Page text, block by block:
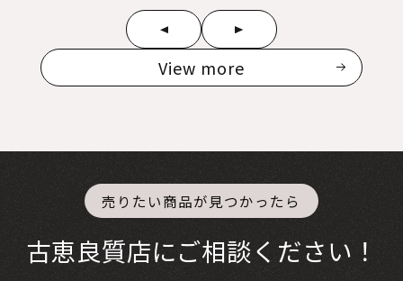
View more
売りたい商品が見つかったら
古恵良質店にご相談ください！